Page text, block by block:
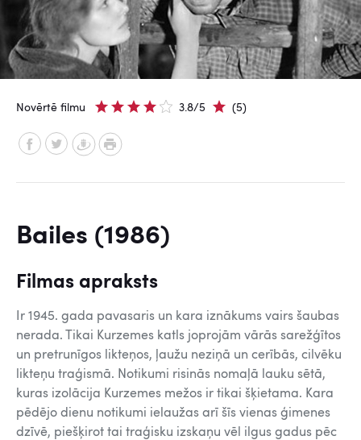
Novērtē filmu 3.8/5 (5)
Bailes (1986)
Filmas apraksts
Ir 1945. gada pavasaris un kara iznākums vairs šaubas
nerada. Tikai Kurzemes katls joprojām vārās sarežģītos
un pretrunīgos likteņos, ļaužu neziņā un cerībās, cilvēku
likteņu traģismā. Notikumi risinās nomaļā lauku sētā,
kuras izolācija Kurzemes mežos ir tikai šķietama. Kara
pēdējo dienu notikumi ielaužas arī šīs vienas ģimenes
dzīvē, piešķirot tai traģisku izskaņu vēl ilgus gadus pēc